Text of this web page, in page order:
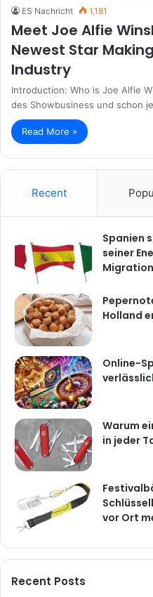
ES Nachricht 1,181
Meet Joe Alfie
Newest Star
Industry
Introduction: Who is Joe Alfie
des Showbusiness und schon
Read More »
Recent
Spanien
seiner
Holland
Online-
Warum
in jeder
vor Ort
Recent Posts